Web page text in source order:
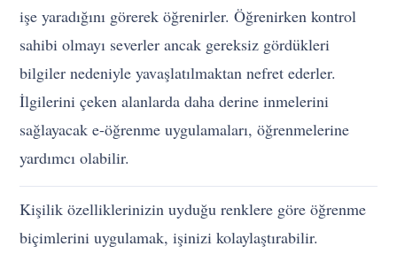
işe yaradığını görerek öğrenirler. Öğrenirken kontrol
sahibi olmayı severler ancak gereksiz gördükleri
bilgiler nedeniyle yavaşlatılmaktan nefret ederler.
İlgilerini çeken alanlarda daha derine inmelerini
sağlayacak e-öğrenme uygulamaları, öğrenmelerine
yardımcı olabilir.
Kişilik özelliklerinizin uyduğu renklere göre öğrenme
biçimlerini uygulamak, işinizi kolaylaştırabilir.